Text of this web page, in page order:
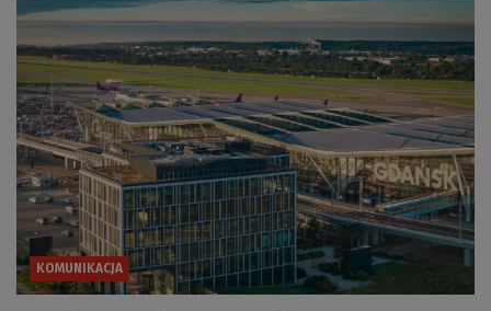
KOMUNIKACJA